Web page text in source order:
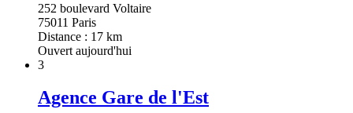
252 boulevard Voltaire
75011 Paris
Distance : 17 km
Ouvert aujourd'hui
3
Agence Gare de l'Est